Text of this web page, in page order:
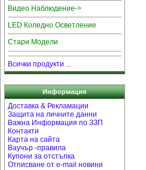
Видео Наблюдение->
LED Коледно Осветление
Стари Модели
Всички продукти ...
Информация
Доставка & Рекламации
Защита на личните данни
Важна Информация по ЗЗП
Контакти
Карта на сайта
Ваучър -правила
Купони за отстъпка
Отписване от e-mail новини